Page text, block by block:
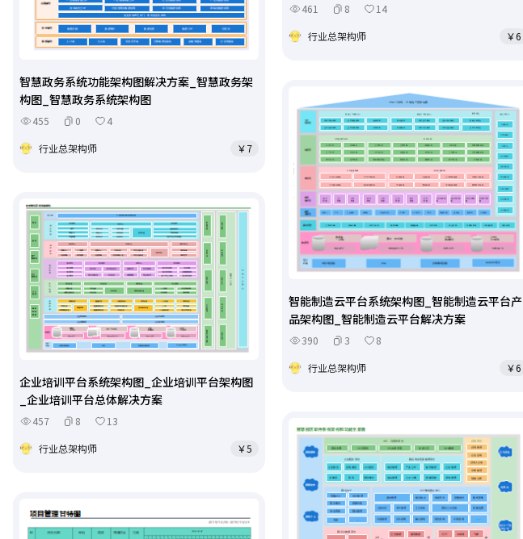
智慧政务系统功能架构图解决方案_智慧政务架
构图_智慧政务系统架构图
455 0
4
行业总架构师
￥7
461 8
14
行业总架构师
￥6
智能制造云平台系统架构图_智能制造云平台产
品架构图_智能制造云平台解决方案
390 3
8
行业总架构师
￥6
企业培训平台系统架构图_企业培训平台架构图
_企业培训平台总体解决方案
457 8
13
行业总架构师
￥5